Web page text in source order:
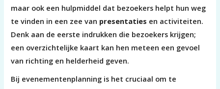
maar ook een hulpmiddel dat bezoekers helpt hun weg
te vinden in een zee van presentaties en activiteiten.
Denk aan de eerste indrukken die bezoekers krijgen;
een overzichtelijke kaart kan hen meteen een gevoel
van richting en helderheid geven.
Bij evenementenplanning is het cruciaal om te